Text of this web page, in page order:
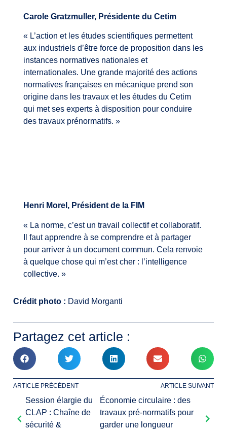
Carole Gratzmuller, Présidente du Cetim
« L’action et les études scientifiques permettent
aux industriels d’être force de proposition dans les
instances normatives nationales et
internationales. Une grande majorité des actions
normatives françaises en mécanique prend son
origine dans les travaux et les études du Cetim
qui met ses experts à disposition pour conduire
des travaux prénormatifs. »
Henri Morel, Président de la FIM
« La norme, c’est un travail collectif et collaboratif.
Il faut apprendre à se comprendre et à partager
pour arriver à un document commun. Cela renvoie
à quelque chose qui m’est cher : l’intelligence
collective. »
Crédit photo : David Morganti
Partagez cet article :
ARTICLE PRÉCÉDENT ARTICLE SUIVANT
Session élargie du
CLAP : Chaîne de
sécurité &
Économie circulaire : des
travaux pré-normatifs pour
garder une longueur